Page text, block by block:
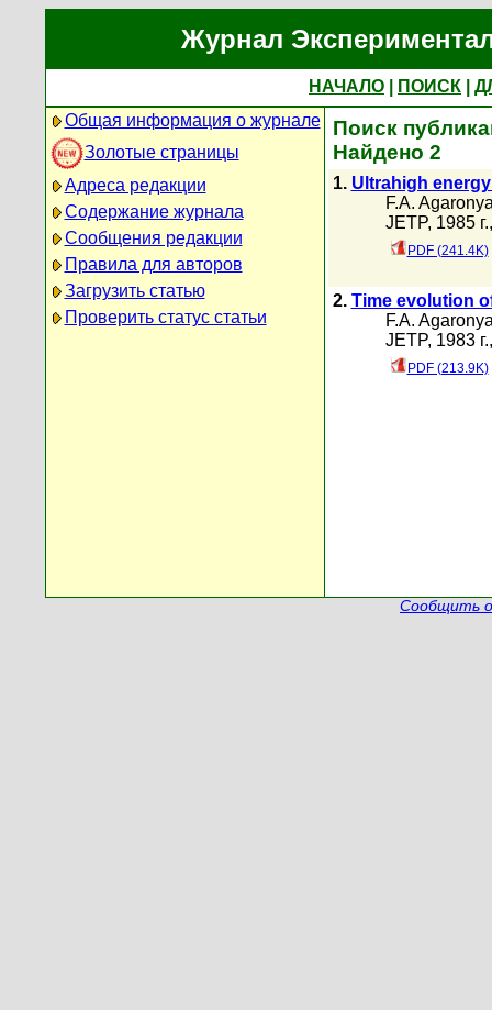
Журнал
НАЧАЛО ПОИСК
Общая информация о журнале
Золотые страницы
Адреса редакции
Содержание журнала
Сообщения редакции
Правила для авторов
Загрузить статью
Проверить статус статьи
Поиск
Найдено 2
1. Ultrahigh
F.A.
JETP, 1985
PDF (241.4K)
2. Time evolution
F.A.
JETP, 1983
PDF (213.9K)
Сообщить о